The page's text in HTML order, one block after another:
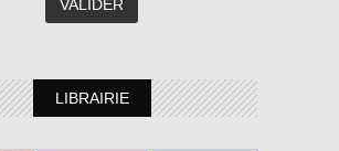
LIBRAIRIE